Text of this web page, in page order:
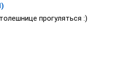
прогуляться :)